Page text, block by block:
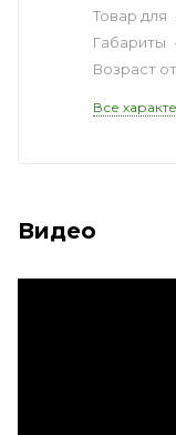
Товар для
Габариты
Возраст от
Все
Видео